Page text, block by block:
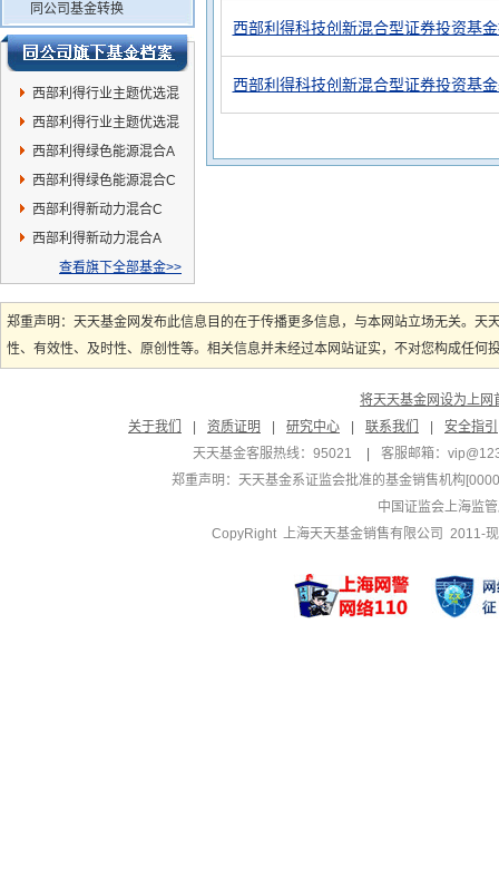
同公司基金转换
西部利得行业主题优选混
合A
西部利得行业主题优选混
合C
西部利得绿色能源混合A
西部利得绿色能源混合C
西部利得新动力混合C
西部利得新动力混合A
查看旗下全部基金>>
西部利得科技创新混合型证券投资基
西部利得科技创新混合型证券投资基
郑重声明：天天基金网发布此信息目的在于传播更多信息，与本网站立场无关。
性、有效性、及时性、原创性等。相关信息并未经过本网站证实，不对您构成任
将天天基金网设为上网
关于我们
资质证明 研究中心 联系我们
安全指引
天天基金客服热线：95021
客服邮箱：
郑重声明： 天天基金系证监会批准的基金销售机构
中国证监会上海监
CopyRight 上海天天基金销售有限公司 2011-